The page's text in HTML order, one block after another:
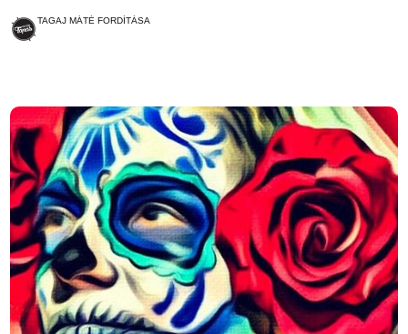
TAGAJ MÁTÉ FORDÍTÁSA